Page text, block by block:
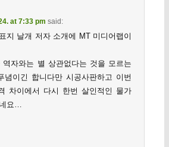
at 7:33 pm said:
지 날개 저자 소개에 MT 미디어랩이
자와는 별 상관없다는 것을 모르는
념이긴 합니다만 시공사판하고 이번
차이에서 다시 한번 살인적인 물가
요…